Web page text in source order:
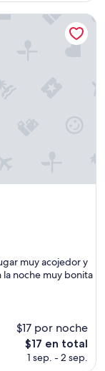
es
muy acojedor y
la noche muy bonita
$17 por noche
El
precio
$17 en total
1 sep. - 2 sep.